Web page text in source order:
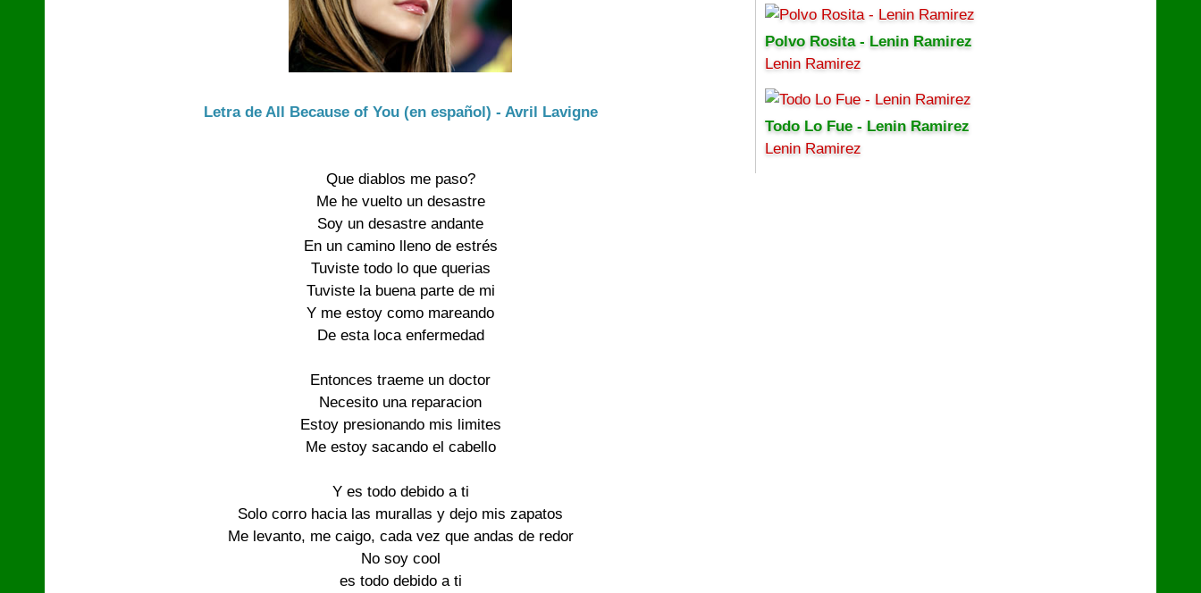
Letra de All Because of You (en español) - Avril Lavigne
Que diablos me paso?
Me he vuelto un desastre
Soy un desastre andante
En un camino lleno de estrés
Tuviste todo lo que querias
Tuviste la buena parte de mi
Y me estoy como mareando
De esta loca enfermedad
Entonces traeme un doctor
Necesito una reparacion
Estoy presionando mis limites
Me estoy sacando el cabello
Y es todo debido a ti
Solo corro hacia las murallas y dejo mis zapatos
Me levanto, me caigo, cada vez que andas de redor
No soy cool
es todo debido a ti
Polvo Rosita - Lenin Ramirez
Lenin Ramirez
Todo Lo Fue - Lenin Ramirez
Lenin Ramirez